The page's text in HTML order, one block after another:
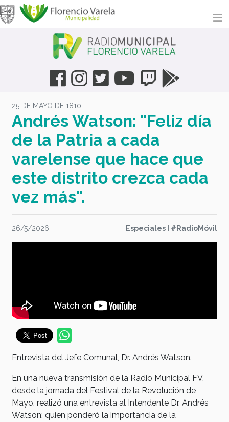
25 DE MAYO DE 1810
Andrés Watson: "Feliz día
de la Patria a cada
varelense que hace que
este distrito crezca cada
vez más".
26/5/2026 Especiales I #RadioMóvil
Entrevista del Jefe Comunal, Dr. Andrés Watson.
En una nueva transmisión de la Radio Municipal FV,
desde la jornada del Festival de la Revolución de
Mayo, realizó una entrevista al Intendente Dr. Andrés
Watson; quien ponderó la importancia de la